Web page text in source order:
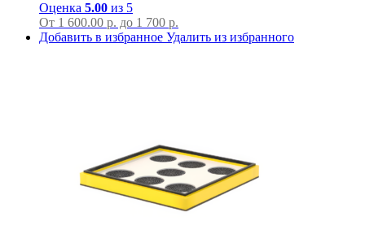
Оценка 5.00 из 5
От 1 600.00 р. до 1 700 р.
Добавить в избранное Удалить из избранного